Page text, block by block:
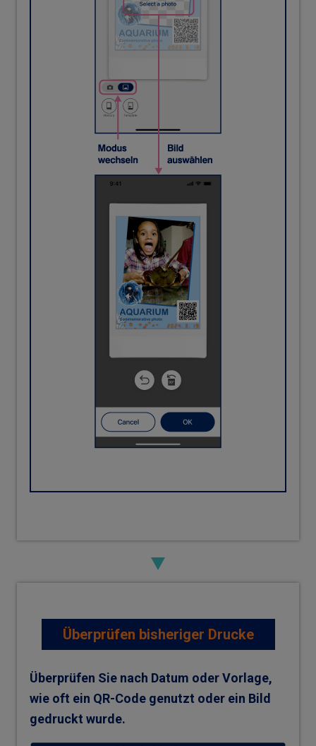
Überprüfen bisheriger Drucke
Überprüfen Sie nach Datum oder Vorlage,
wie oft ein QR-Code genutzt oder ein Bild
gedruckt wurde.